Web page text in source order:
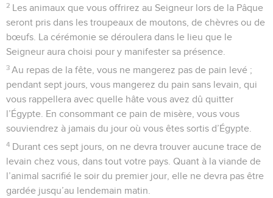
2 Les animaux que vous offrirez au Seigneur lors de la Pâque
seront pris dans les troupeaux de moutons, de chèvres ou de
bœufs. La cérémonie se déroulera dans le lieu que le
Seigneur aura choisi pour y manifester sa présence.
3 Au repas de la fête, vous ne mangerez pas de pain levé ;
pendant sept jours, vous mangerez du pain sans levain, qui
vous rappellera avec quelle hâte vous avez dû quitter
l’Égypte. En consommant ce pain de misère, vous vous
souviendrez à jamais du jour où vous êtes sortis d’Égypte.
4 Durant ces sept jours, on ne devra trouver aucune trace de
levain chez vous, dans tout votre pays. Quant à la viande de
l’animal sacrifié le soir du premier jour, elle ne devra pas être
gardée jusqu’au lendemain matin.